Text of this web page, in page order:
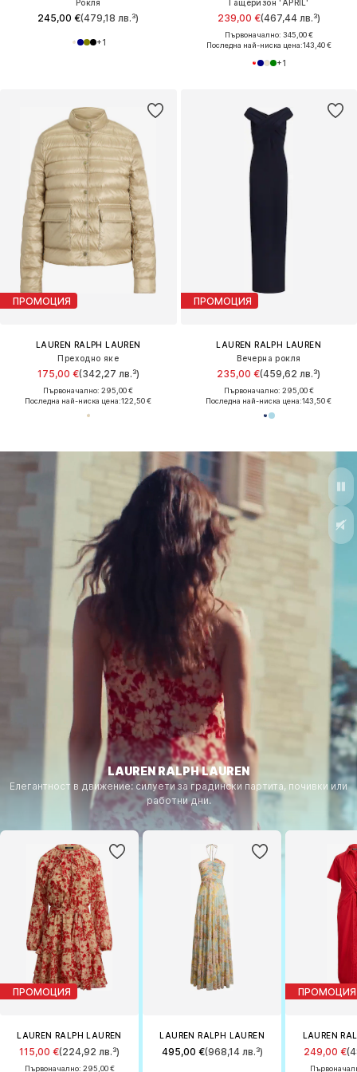
Рокля
245,00 €(479,18 лв.³)
+1
Гащеризон 'APRIL'
239,00 €(467,44 лв.³)
Първоначално: 345,00 €
Последна най-ниска цена:143,40 €
+1
ПРОМОЦИЯ
LAUREN RALPH LAUREN
Преходно яке
175,00 €(342,27 лв.³)
Първоначално: 295,00 €
Последна най-ниска цена:122,50 €
ПРОМОЦИЯ
LAUREN RALPH LAUREN
Вечерна рокля
235,00 €(459,62 лв.³)
Първоначално: 295,00 €
Последна най-ниска цена:143,50 €
LAUREN RALPH LAUREN
Елегантност в движение: силуети за градински партита, почивки или
работни дни.
ПРОМОЦИЯ
LAUREN RALPH LAUREN
115,00 €(224,92 лв.³)
Първоначално: 295,00 €
LAUREN RALPH LAUREN
495,00 €(968,14 лв.³)
ПРОМОЦИЯ
LAUREN
249,00 €